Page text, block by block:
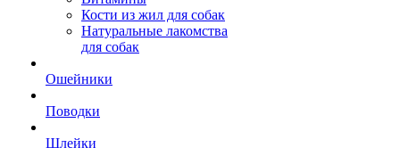
Кости из жил для собак
Натуральные лакомства
для собак
Ошейники
Поводки
Шлейки